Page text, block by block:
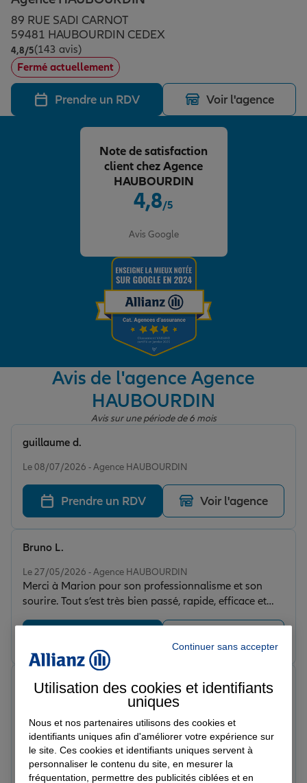
Assurance emprunteur
Prévoyance et dépendance
Assurance animal de compagnie
Protection de la famille
Protection juridique
Épargne & retraite
Plan épargne retraite
Assurance vie
Placements financiers
Investissements immobiliers
Transmission
Vos projets
Partir en vacances
Départ à la retraite
Préparer l’avenir
Conseil assurance
Assurance habitation
Le Pack Famille
Garantie des accidents de la vie
Assurance scolaire
Retraite
Tous nos devis d'assurance
Allianz en France
89 RUE SADI CARNOT
59481 HAUBOURDIN CEDEX
4,8/5Note de 4.8 sur 5
(143 avis)
Fermé actuellement
Prendre un RDV Voir l'agence
4,8/5
Avis Google
Note de satisfaction
client chez Agence
HAUBOURDIN
Avis de l'agence Agence
HAUBOURDIN
Avis sur une période de 6 mois
Le 08/07/2026 - Agence HAUBOURDIN
guillaume d.
Prendre un RDV Voir l'agence
Le 27/05/2026 - Agence HAUBOURDIN
Merci à Marion pour son professionnalisme et son
sourire. Tout s’est très bien passé, rapide, efficace et
avec de bons conseils. Une expérience simple comme
Bruno L.
Note de 5 sur 5
Le 29/04/2026 - Agence HAUBOURDIN
merci à Florian et Marion pour Leur accueil jumelé à
un professionnalisme exemplaire à recommander
vivement
Rimka K.
Prendre un RDV Voir l'agence
Continuer sans accepter
Utilisation des cookies et identifiants
uniques
Nous et nos partenaires utilisons des cookies et
identifiants uniques afin d'améliorer votre expérience sur
le site. Ces cookies et identifiants uniques servent à
personnaliser le contenu du site, en mesurer la
fréquentation, permettre des publicités ciblées et en